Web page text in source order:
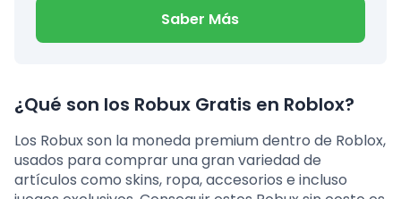
Saber Más
¿Qué son los Robux Gratis en Roblox?
Los Robux son la moneda premium dentro de Roblox,
usados para comprar una gran variedad de
artículos como skins, ropa, accesorios e incluso